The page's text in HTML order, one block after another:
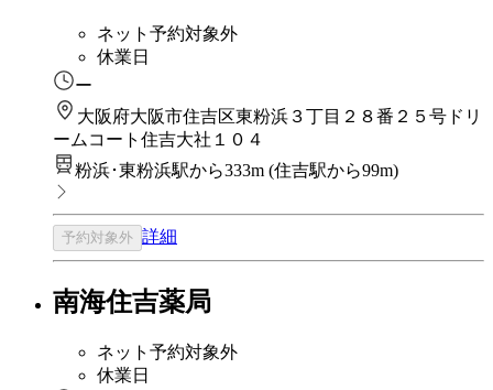
ネット予約対象外
休業日
ー
大阪府大阪市住吉区東粉浜３丁目２８番２５号ドリ
ームコート住吉大社１０４
粉浜･東粉浜駅から333m (住吉駅から99m)
予約対象外 詳細
南海住吉薬局
ネット予約対象外
休業日